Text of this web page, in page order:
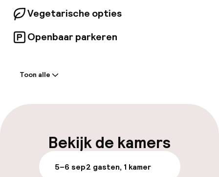
Vegetarische opties
Openbaar parkeren
Laat uitchecken mogelijk
Bagageruimte
Toon alle
Bekijk de kamers
5–6 sep2 gasten, 1 kamer